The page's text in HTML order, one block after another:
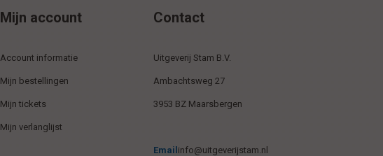
Mijn account
Account informatie
Mijn bestellingen
Mijn tickets
Mijn verlanglijst
Contact
Uitgeverij Stam B.V.
Ambachtsweg 27
3953 BZ Maarsbergen
Emailinfo@uitgeverijstam.nl